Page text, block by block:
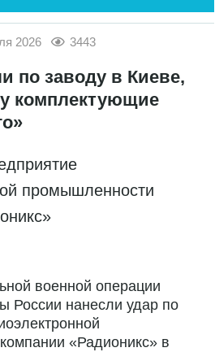
2026 3443
по заводу в Киеве,
комплектующие
промышленности
военной операции
России нанесли удар по
«Радионикс» в